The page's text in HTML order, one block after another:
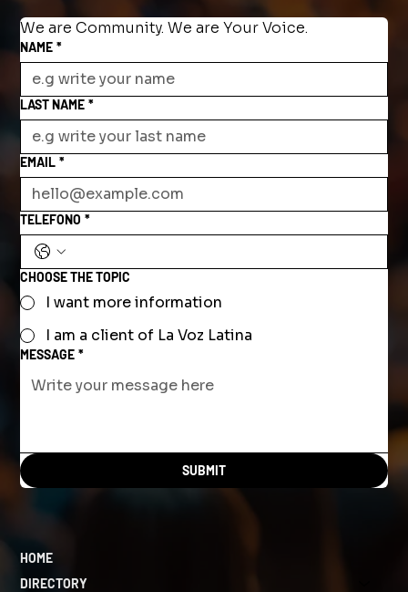
We are Community. We are Your Voice.
NAME *
LAST NAME *
EMAIL *
TELEFONO *
CHOOSE THE TOPIC
I want more information
I am a client of La Voz Latina
MESSAGE *
SUBMIT
HOME
DIRECTORY